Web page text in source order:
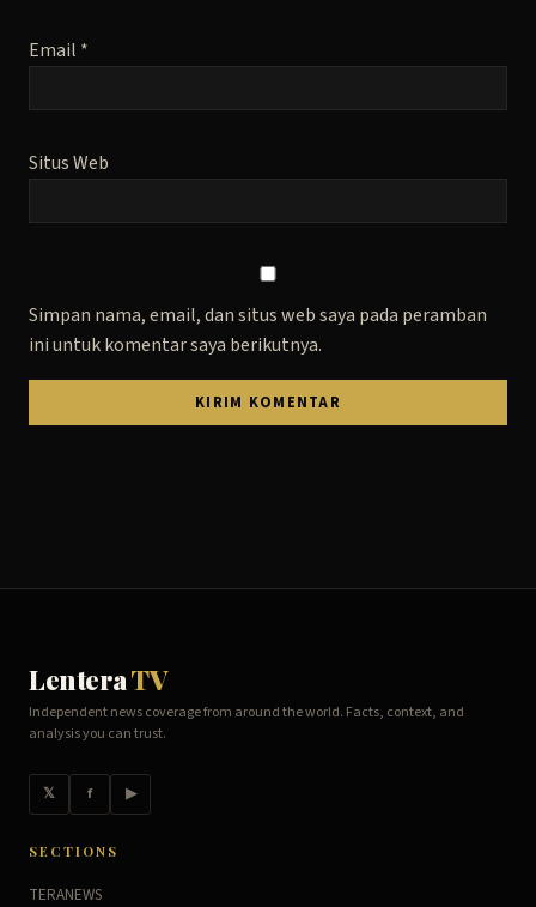
Email *
Situs Web
Simpan nama, email, dan situs web saya pada peramban
ini untuk komentar saya berikutnya.
LenteraTV
Independent news coverage from around the world. Facts, context, and
analysis you can trust.
𝕏 f ▶
SECTIONS
TERANEWS